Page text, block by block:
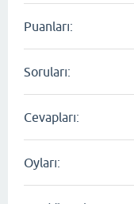
Puanları:
Soruları:
Cevapları:
Oyları: